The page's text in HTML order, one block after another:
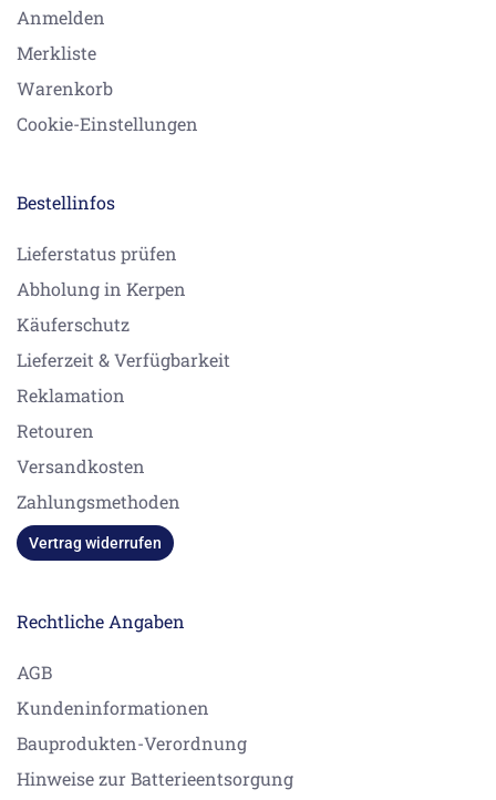
Anmelden
Merkliste
Warenkorb
Cookie-Einstellungen
Bestellinfos
Lieferstatus prüfen
Abholung in Kerpen
Käuferschutz
Lieferzeit & Verfügbarkeit
Reklamation
Retouren
Versandkosten
Zahlungsmethoden
Vertrag widerrufen
Rechtliche Angaben
AGB
Kundeninformationen
Bauprodukten-Verordnung
Hinweise zur Batterieentsorgung